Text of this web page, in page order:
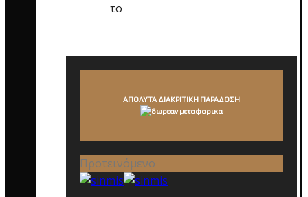
το
ΑΠΟΛΥΤΑ ΔΙΑΚΡΙΤΙΚΗ ΠΑΡΑΔΟΣΗ
Προτεινόμενο